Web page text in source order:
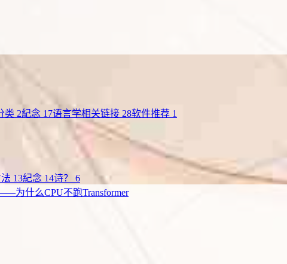
类 2紀念 17语言学相关链接 28软件推荐 1
13紀念 14诗？ 6
为什么CPU不跑Transformer